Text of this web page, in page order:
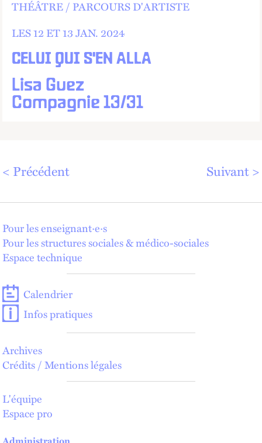
CELUI QUI S'EN ALLA
Lisa Guez
Compagnie 13/31
THÉÂTRE
PARCOURS D'ARTISTE
LES 12 ET13JAN. 2024
Précédent Suivant
Pour les enseignant·e·s
Pour les structures sociales & médico-sociales
Espace technique
Calendrier
Infos pratiques
Archives
Crédits / Mentions légales
L'équipe
Espace pro